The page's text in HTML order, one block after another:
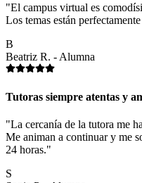
"El campus virtual es
Los temas están
B
Beatriz R. - Alumna
Tutoras siempre atentas y
"La cercanía de la tutora me
Me animan a continuar y me
24 horas."
S